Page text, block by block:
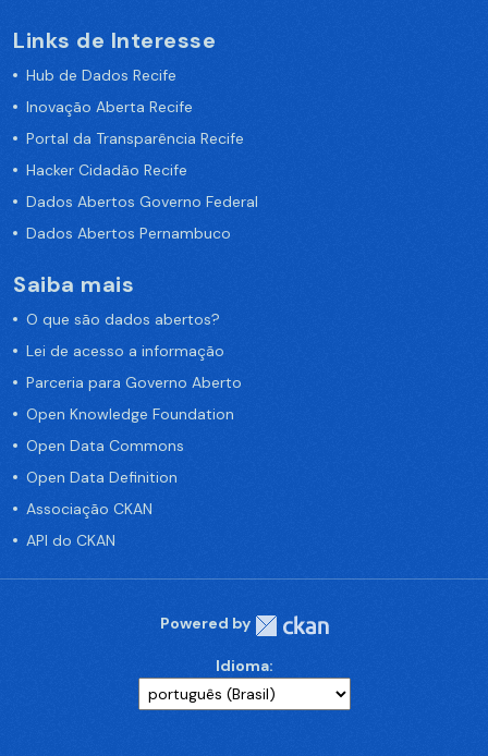
Links de Interesse
Hub de Dados Recife
Inovação Aberta Recife
Portal da Transparência Recife
Hacker Cidadão Recife
Dados Abertos Governo Federal
Dados Abertos Pernambuco
Saiba mais
O que são dados abertos?
Lei de acesso a informação
Parceria para Governo Aberto
Open Knowledge Foundation
Open Data Commons
Open Data Definition
Associação CKAN
API do CKAN
Powered by
Idioma